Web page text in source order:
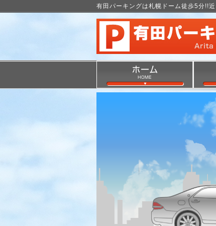
有田パーキングは札幌ドーム徒歩5分!!